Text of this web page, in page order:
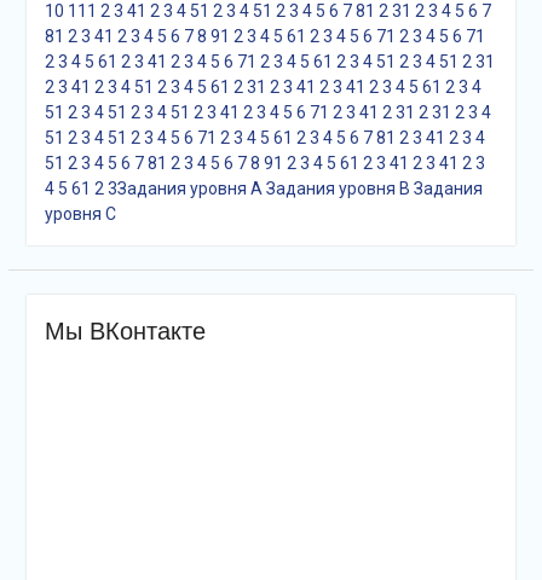
10 11 1 2 3 41 2 3 4 51 2 3 4 51 2 3 4 5 6 7 81 2 31 2 3 4 5 6 7
81 2 3 41 2 3 4 5 6 7 8 91 2 3 4 5 61 2 3 4 5 6 71 2 3 4 5 6 71
2 3 4 5 61 2 3 41 2 3 4 5 6 71 2 3 4 5 61 2 3 4 51 2 3 4 51 2 31
2 3 41 2 3 4 51 2 3 4 5 61 2 31 2 3 41 2 3 41 2 3 4 5 61 2 3 4
51 2 3 4 51 2 3 4 51 2 3 41 2 3 4 5 6 71 2 3 41 2 31 2 31 2 3 4
51 2 3 4 51 2 3 4 5 6 71 2 3 4 5 61 2 3 4 5 6 7 81 2 3 41 2 3 4
51 2 3 4 5 6 7 81 2 3 4 5 6 7 8 91 2 3 4 5 61 2 3 41 2 3 41 2 3
4 5 61 2 3Задания уровня A Задания уровня B Задания
уровня С
Мы ВКонтакте